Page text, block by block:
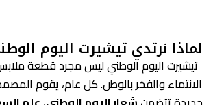
لماذا نرتدي تيشيرت اليوم
تيشيرت اليوم الوطني ليس مجرد قطعة
الانتماء والفخر بالوطن. كل عام، يقوم